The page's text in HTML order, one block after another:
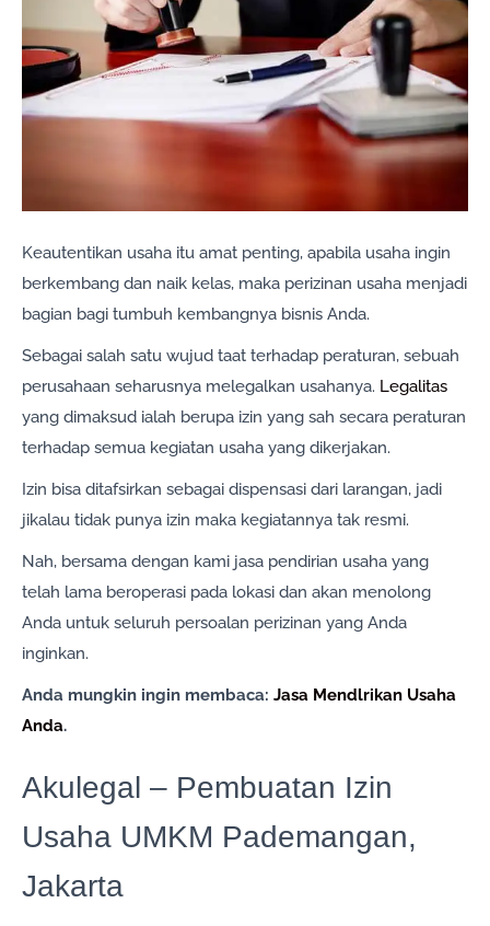
Keautentikan usaha itu amat penting, apabila usaha ingin
berkembang dan naik kelas, maka perizinan usaha menjadi
bagian bagi tumbuh kembangnya bisnis Anda.
Sebagai salah satu wujud taat terhadap peraturan, sebuah
perusahaan seharusnya melegalkan usahanya. Legalitas
yang dimaksud ialah berupa izin yang sah secara peraturan
terhadap semua kegiatan usaha yang dikerjakan.
Izin bisa ditafsirkan sebagai dispensasi dari larangan, jadi
jikalau tidak punya izin maka kegiatannya tak resmi.
Nah, bersama dengan kami jasa pendirian usaha yang
telah lama beroperasi pada lokasi dan akan menolong
Anda untuk seluruh persoalan perizinan yang Anda
inginkan.
Anda mungkin ingin membaca: Jasa Mendlrikan Usaha
Anda.
Akulegal – Pembuatan Izin
Usaha UMKM Pademangan,
Jakarta